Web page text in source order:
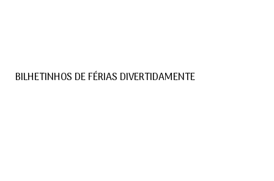
BILHETINHOS DE FÉRIAS DIVERTIDAMENTE